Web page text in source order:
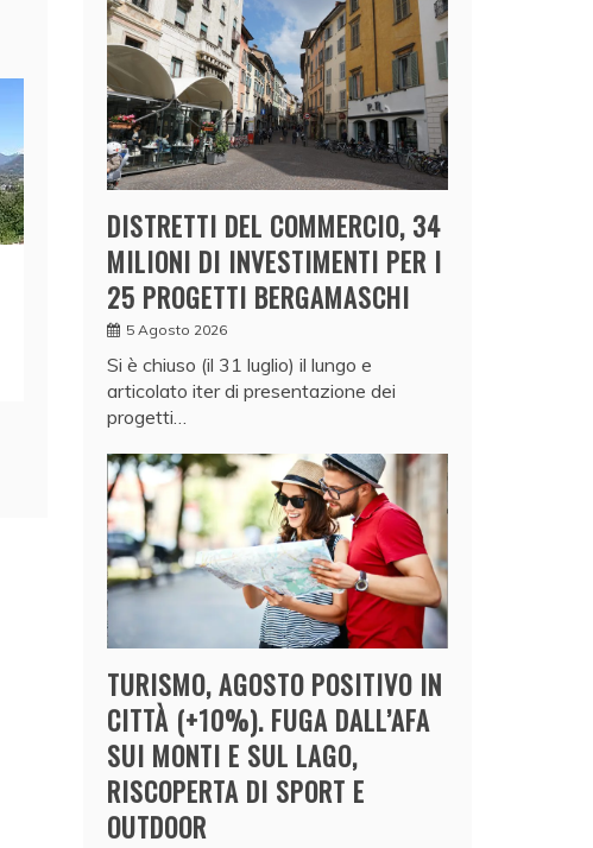
DISTRETTI DEL COMMERCIO, 34
MILIONI DI INVESTIMENTI PER I
25 PROGETTI BERGAMASCHI
5 Agosto 2026
Si è chiuso (il 31 luglio) il lungo e
articolato iter di presentazione dei
progetti…
TURISMO, AGOSTO POSITIVO IN
CITTÀ (+10%). FUGA DALL’AFA
SUI MONTI E SUL LAGO,
RISCOPERTA DI SPORT E
OUTDOOR